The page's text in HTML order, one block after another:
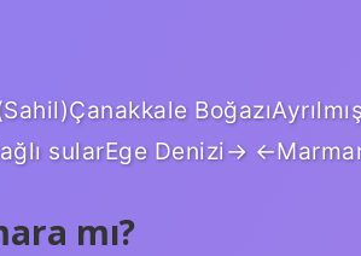
sularEge Denizi→
mı?